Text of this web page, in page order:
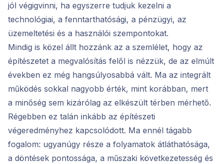
jól végigvinni, ha egyszerre tudjuk kezelni a
technológiai, a fenntarthatósági, a pénzügyi, az
üzemeltetési és a használói szempontokat.
Mindig is közel állt hozzánk az a szemlélet, hogy az
építészetet a megvalósítás felől is nézzük, de az elmúlt
években ez még hangsúlyosabbá vált. Ma az integrált
működés sokkal nagyobb érték, mint korábban, mert
a minőség sem kizárólag az elkészült térben mérhető.
Régebben ez talán inkább az építészeti
végeredményhez kapcsolódott. Ma ennél tágabb
fogalom: ugyanúgy része a folyamatok átláthatósága,
a döntések pontossága, a műszaki következetesség és